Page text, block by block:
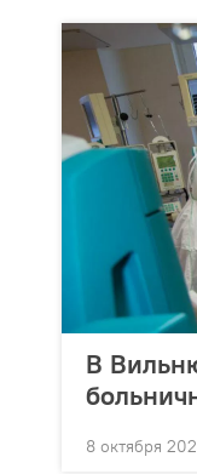
В
8 октября